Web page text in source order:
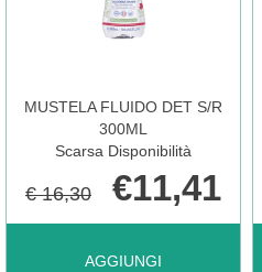
MUSTELA FLUIDO DET S/R
300ML
Scarsa Disponibilità
€ 16,30 €11,41
AGGIUNGI
AGGIUNGI MUSTELA